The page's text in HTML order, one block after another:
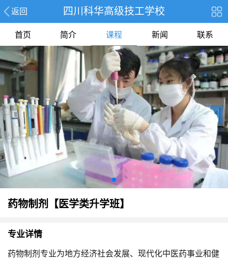
返回 四川科华高级技工学校
首页 简介 课程 新闻 联系
药物制剂【医学类升学班】
专业详情
药物制剂专业为地方经济社会发展、现代化中医药事业和健